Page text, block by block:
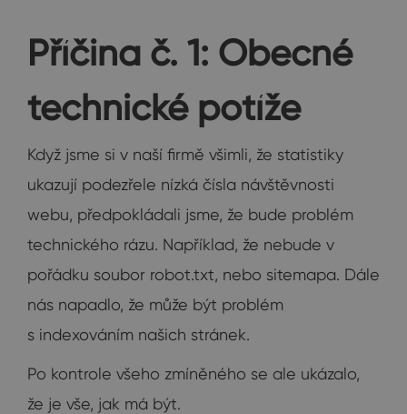
Příčina č. 1: Obecné
technické potíže
Když jsme si v naší firmě všimli, že statistiky
ukazují podezřele nízká čísla návštěvnosti
webu, předpokládali jsme, že bude problém
technického rázu. Například, že nebude v
pořádku soubor robot.txt, nebo sitemapa. Dále
nás napadlo, že může být problém
s indexováním našich stránek.
Po kontrole všeho zmíněného se ale ukázalo,
že je vše, jak má být.